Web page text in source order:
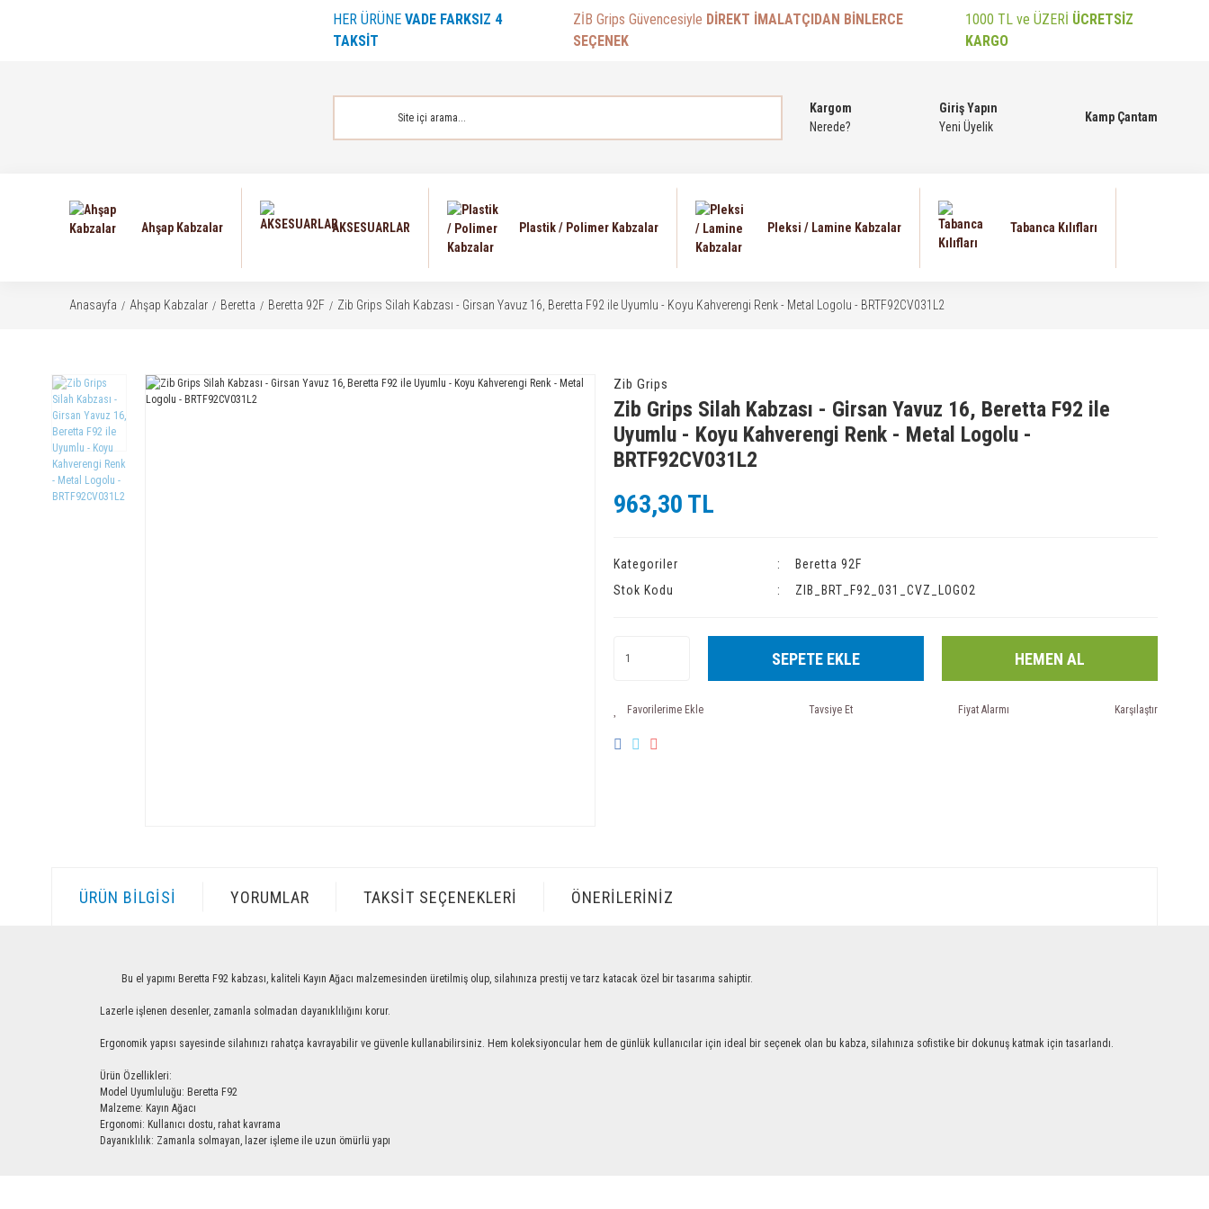
HER ÜRÜNE VADE FARKSIZ 4
TAKSİT
ZİB Grips Güvencesiyle DİREKT İMALATÇIDAN BİNLERCE
SEÇENEK
1000 TL ve ÜZERİ ÜCRETSİZ
KARGO
Kargom
Nerede?
Giriş Yapın
Yeni Üyelik
Kamp Çantam
Ahşap Kabzalar AKSESUARLAR Plastik / Polimer Kabzalar Pleksi / Lamine Kabzalar Tabanca Kılıfları
Anasayfa Ahşap Kabzalar Beretta Beretta 92F Zib Grips Silah Kabzası - Girsan Yavuz 16, Beretta F92 ile Uyumlu - Koyu Kahverengi Renk - Metal Logolu - BRTF92CV031L2
Zib Grips
Zib Grips Silah Kabzası - Girsan Yavuz 16, Beretta F92 ile
Uyumlu - Koyu Kahverengi Renk - Metal Logolu -
BRTF92CV031L2
963,30 TL
Kategoriler
Beretta 92F
Stok Kodu
ZIB_BRT_F92_031_CVZ_LOGO2
SEPETE EKLE HEMEN AL
Tavsiye Et Fiyat Alarmı Karşılaştır
ÜRÜN BILGISI YORUMLAR TAKSIT SEÇENEKLERI ÖNERILERINIZ
Bu el yapımı Beretta F92 kabzası, kaliteli Kayın Ağacı malzemesinden üretilmiş olup, silahınıza prestij ve tarz katacak özel bir tasarıma sahiptir.
Lazerle işlenen desenler, zamanla solmadan dayanıklılığını korur.
Ergonomik yapısı sayesinde silahınızı rahatça kavrayabilir ve güvenle kullanabilirsiniz. Hem koleksiyoncular hem de günlük kullanıcılar için ideal bir seçenek olan bu kabza, silahınıza sofistike bir dokunuş katmak için tasarlandı.
Ürün Özellikleri:
Model Uyumluluğu: Beretta F92
Malzeme: Kayın Ağacı
Ergonomi: Kullanıcı dostu, rahat kavrama
Dayanıklılık: Zamanla solmayan, lazer işleme ile uzun ömürlü yapı